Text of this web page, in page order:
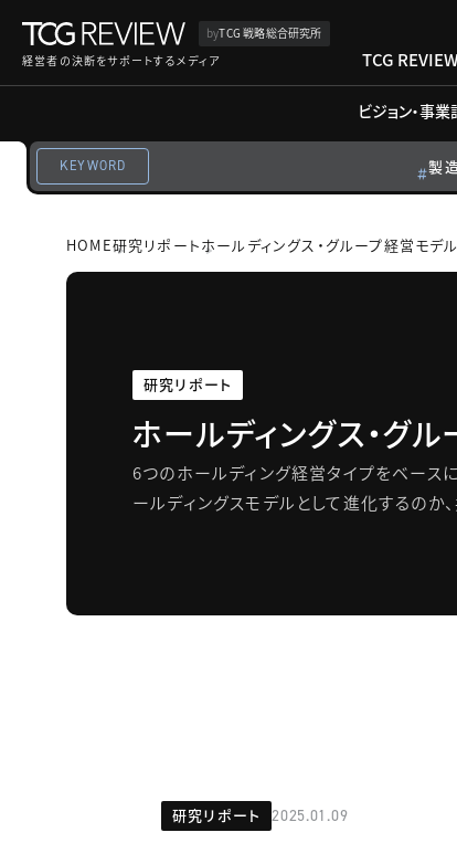
byTCG 戦略総合研究所
経営者の決断をサポートするメディア
TCG
ビジョン・事
KEYWORD 製
HOME研究リポートホールディングス・グループ経営モデ
研究リポート
ホールディングス・グ
6つのホールディング経営タイプをベース
ールディングスモデルとして進化するのか、
研究リポート 2025.01.09